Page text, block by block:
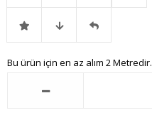
Telefonla
Sipariş
Favorilere
Ekle
İstek
Listeme
İndirimli Fiyat Gelince
Bu ürün için en az alım 2 Metredir.